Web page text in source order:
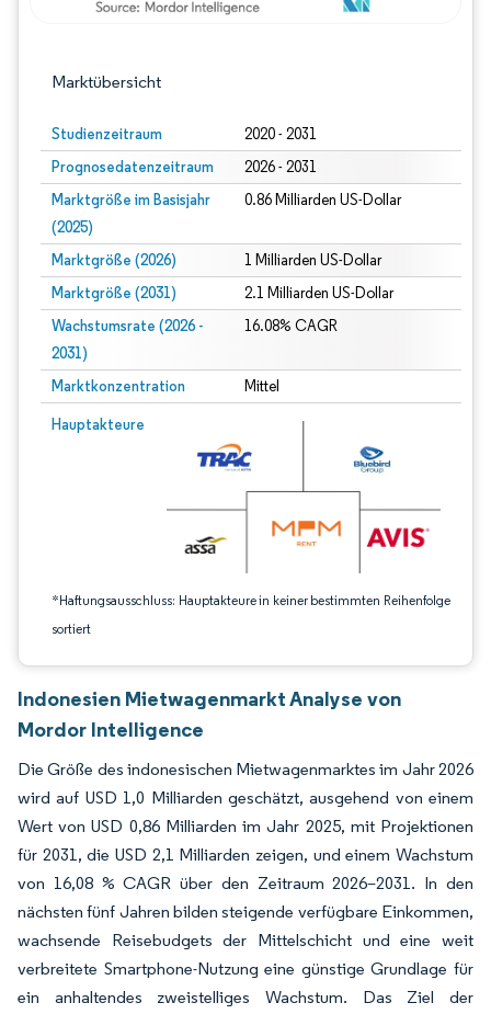
Marktübersicht
Studienzeitraum 2020 - 2031
Prognosedatenzeitraum 2026 - 2031
Marktgröße im Basisjahr
(2025)
0.86 Milliarden US-Dollar
Marktgröße (2026) 1 Milliarden US-Dollar
Marktgröße (2031) 2.1 Milliarden US-Dollar
Wachstumsrate (2026 -
2031)
16.08% CAGR
Marktkonzentration Mittel
Hauptakteure
*Haftungsausschluss: Hauptakteure in keiner bestimmten Reihenfolge
sortiert
Bild © Mordor Intelligence. Wiederverwendung erfordert Namensnennung
Indonesien Mietwagenmarkt Analyse von
Mordor Intelligence
Die Größe des indonesischen Mietwagenmarktes im Jahr 2026
wird auf USD 1,0 Milliarden geschätzt, ausgehend von einem
Wert von USD 0,86 Milliarden im Jahr 2025, mit Projektionen
für 2031, die USD 2,1 Milliarden zeigen, und einem Wachstum
von 16,08 % CAGR über den Zeitraum 2026–2031. In den
nächsten fünf Jahren bilden steigende verfügbare Einkommen,
wachsende Reisebudgets der Mittelschicht und eine weit
verbreitete Smartphone-Nutzung eine günstige Grundlage für
ein anhaltendes zweistelliges Wachstum. Das Ziel der